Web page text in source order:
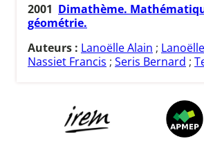
2001 Dimathème.
géométrie.
Auteurs : Lanoëlle Alain ;
Nassiet Francis ; Seris Bernard ;